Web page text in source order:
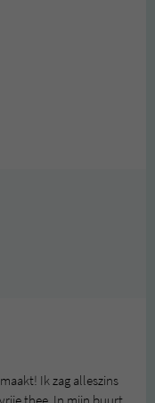
Ik zag alleszins